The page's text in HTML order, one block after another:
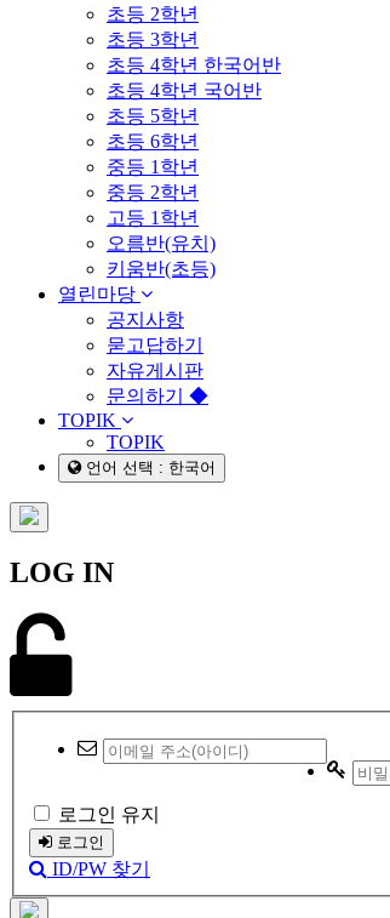
초등 2학년
초등 3학년
초등 4학년 한국어반
초등 4학년 국어반
초등 5학년
초등 6학년
중등 1학년
중등 2학년
고등 1학년
오름반(유치)
키움반(초등)
열린마당
공지사항
묻고답하기
자유게시판
문의하기 ◆
TOPIK
TOPIK
언어 선택 : 한국어
LOG IN
로그인 유지
로그인
ID/PW 찾기